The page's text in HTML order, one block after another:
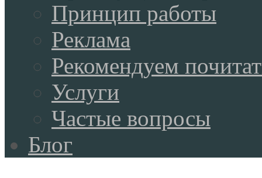
Принцип работы
Реклама
Рекомендуем
Услуги
Частые вопросы
Блог